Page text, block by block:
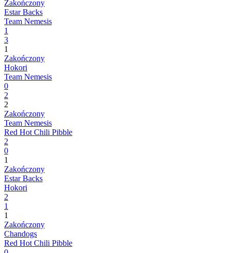
Zakończony
Estar Backs
Team Nemesis
1
3
1
Zakończony
Hokori
Team Nemesis
0
2
2
Zakończony
Team Nemesis
Red Hot Chili Pibble
2
0
1
Zakończony
Estar Backs
Hokori
2
1
1
Zakończony
Chandogs
Red Hot Chili Pibble